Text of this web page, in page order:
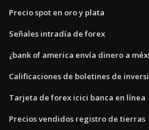
Precio spot en oro y plata
Señales intradía de forex
¿bank of america envía dinero a
Calificaciones de boletines de
Tarjeta de forex icici banca en línea
Precios vendidos registro de tierras